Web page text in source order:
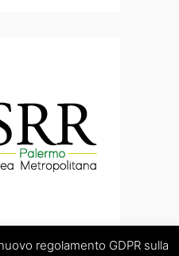
regolamento GDPR sulla